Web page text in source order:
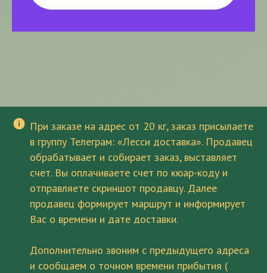
При заказе на адрес от 20 кг, заказ присылаете
в группу Телеграм: «Лесси доставка». Продавец
обрабатывает и собирает заказ, выставляет
счет. Вы оплачиваете счет по кюар-коду и
отправляете скриншот продавцу. Далее
продавец формирует маршрут и информирует
Вас о времени и дате доставки.
Дополнительно звоним с предыдущего адреса
и сообщаем о точном времени прибытия (